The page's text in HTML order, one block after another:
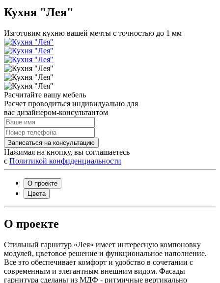
Кухня "Лея"
Изготовим кухню вашей мечты с точностью до 1 мм
Расчитайте вашу мебель
Расчет проводиться индивидуально для
вас дизайнером-консультантом
Записаться на консультацию
Нажимая на кнопку, вы соглашаетесь
с Политикой конфиденциальности
О проекте
Цвета
О проекте
Стильный гарнитур «Лея» имеет интересную компоновку
модулей, цветовое решение и функциональное наполнение.
Все это обеспечивает комфорт и удобство в сочетании с
современным и элегантным внешним видом. Фасады
гарнитура сделаны из МДФ - ритмичные вертикально